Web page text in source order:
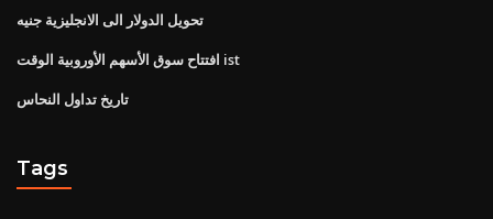
تحويل الدولار الى الانجليزية جنيه
افتتاح سوق الأسهم الأوروبية الوقت ist
تاريخ تداول النحاس
Tags